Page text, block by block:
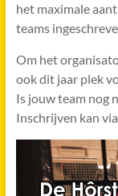
het maximale
teams
Om het
ook dit jaar plek
Is jouw team nog
Inschrijven kan